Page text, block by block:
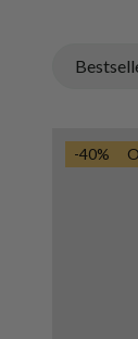
Mest
-40%